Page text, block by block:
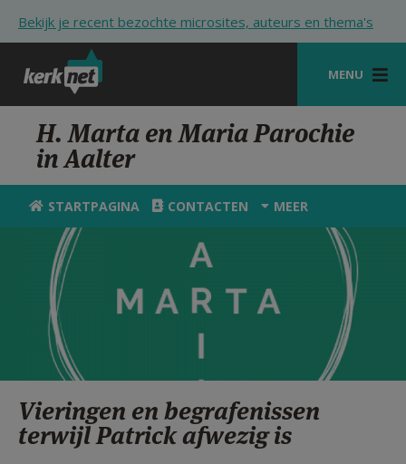
Bekijk je recent bezochte microsites, auteurs en thema's
MENU
STARTPAGINA
KERK
VIERINGEN
SHOP
HULP
STARTPAGINA PORTAAL
MIJN PAROCHIE
AANMELDEN OF REGISTREREN
H. Marta en Maria Parochie
in Aalter
STARTPAGINA CONTACTEN MEER
Vieringen en begrafenissen
terwijl Patrick afwezig is